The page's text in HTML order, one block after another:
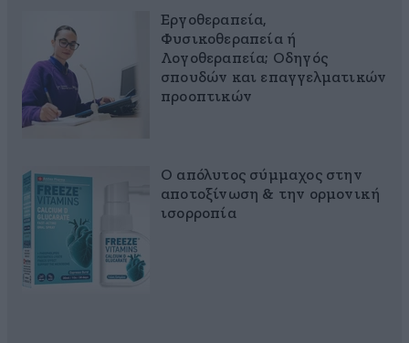
Εργοθεραπεία,
Φυσικοθεραπεία ή
Λογοθεραπεία; Οδηγός
σπουδών και επαγγελματικών
προοπτικών
Ο απόλυτος σύμμαχος στην
αποτοξίνωση & την ορμονική
ισορροπία